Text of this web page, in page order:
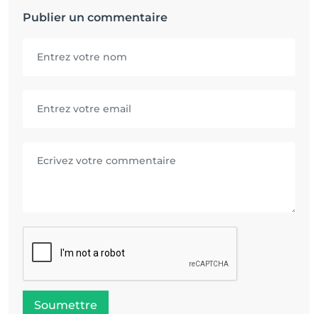
Publier un commentaire
Soumettre